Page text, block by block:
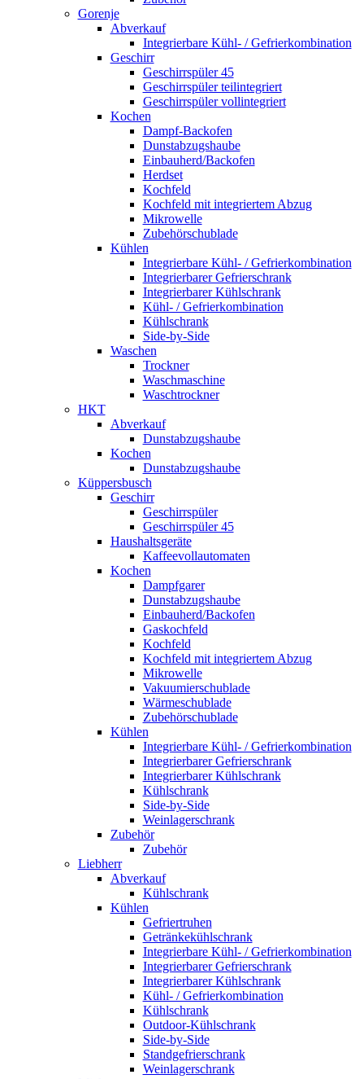
Gorenje
Abverkauf
Integrierbare Kühl- / Gefrierkombination
Geschirr
Geschirrspüler 45
Geschirrspüler teilintegriert
Geschirrspüler vollintegriert
Kochen
Dampf-Backofen
Dunstabzugshaube
Einbauherd/Backofen
Herdset
Kochfeld
Kochfeld mit integriertem Abzug
Mikrowelle
Zubehörschublade
Kühlen
Integrierbare Kühl- / Gefrierkombination
Integrierbarer Gefrierschrank
Integrierbarer Kühlschrank
Kühl- / Gefrierkombination
Kühlschrank
Side-by-Side
Waschen
Trockner
Waschmaschine
Waschtrockner
HKT
Abverkauf
Dunstabzugshaube
Kochen
Dunstabzugshaube
Küppersbusch
Geschirr
Geschirrspüler
Geschirrspüler 45
Haushaltsgeräte
Kaffeevollautomaten
Kochen
Dampfgarer
Dunstabzugshaube
Einbauherd/Backofen
Gaskochfeld
Kochfeld
Kochfeld mit integriertem Abzug
Mikrowelle
Vakuumierschublade
Wärmeschublade
Zubehörschublade
Kühlen
Integrierbare Kühl- / Gefrierkombination
Integrierbarer Gefrierschrank
Integrierbarer Kühlschrank
Kühlschrank
Side-by-Side
Weinlagerschrank
Zubehör
Zubehör
Liebherr
Abverkauf
Kühlschrank
Kühlen
Gefriertruhen
Getränkekühlschrank
Integrierbare Kühl- / Gefrierkombination
Integrierbarer Gefrierschrank
Integrierbarer Kühlschrank
Kühl- / Gefrierkombination
Kühlschrank
Outdoor-Kühlschrank
Side-by-Side
Standgefrierschrank
Weinlagerschrank